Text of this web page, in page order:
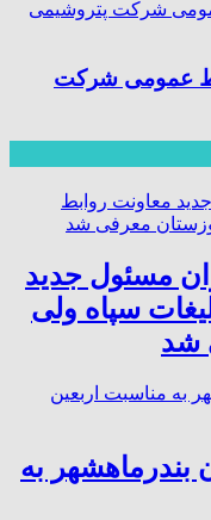
عمومی شرکت
مسئول جدید
سپاه ولی
شد
بندرماهشهر به